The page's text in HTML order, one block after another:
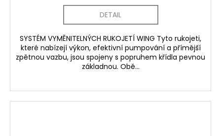
DETAIL
SYSTÉM VYMĚNITELNÝCH RUKOJETÍ WING Tyto rukojeti,
které nabízejí výkon, efektivní pumpování a přímější
zpětnou vazbu, jsou spojeny s popruhem křídla pevnou
základnou. Obě...